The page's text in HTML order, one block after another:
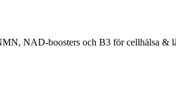
NAD-boosters och B3 för cellhälsa